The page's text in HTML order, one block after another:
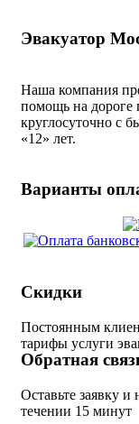
Эвакуатор
Наша компания
помощь на
круглосуточно с
«12» лет.
Варианты
Скидки
Постоянным
тарифы услуги
Обратная
Оставьте заявку
течении 15 минут